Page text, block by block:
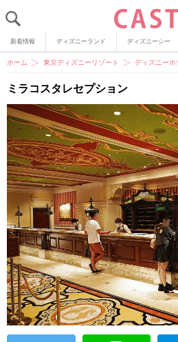
新着情報 ディズニーランド ディズニーシー
ホーム 東京ディズニーリゾート ディズニーホ
ミラコスタレセプション